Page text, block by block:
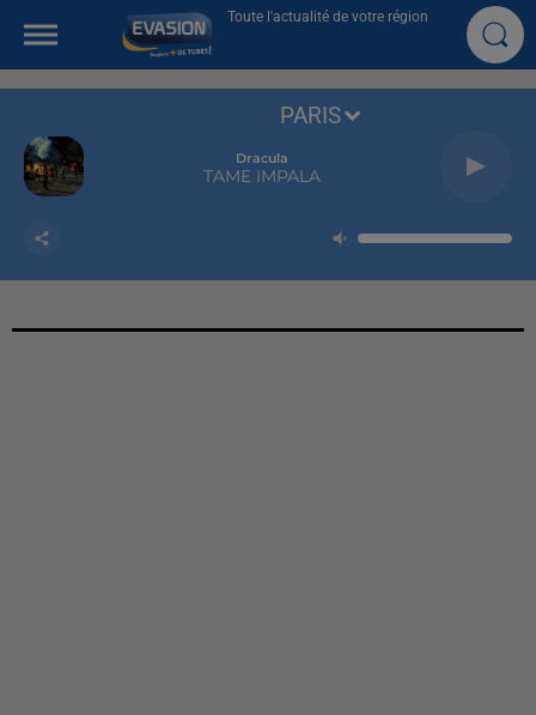
Toute l'actualité de votre région
Dracula
TAME IMPALA
PARIS